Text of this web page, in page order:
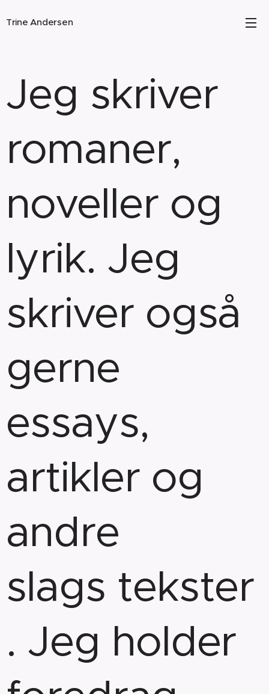
Trine Andersen
Jeg skriver
romaner,
noveller og
lyrik. Jeg
skriver også
gerne
essays,
artikler og
andre
slags tekster
. Jeg holder